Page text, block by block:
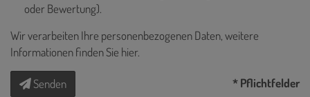
oder Bewertung).
Wir verarbeiten Ihre personenbezogenen Daten, weitere
Informationen finden Sie hier.
Senden * Pflichtfelder